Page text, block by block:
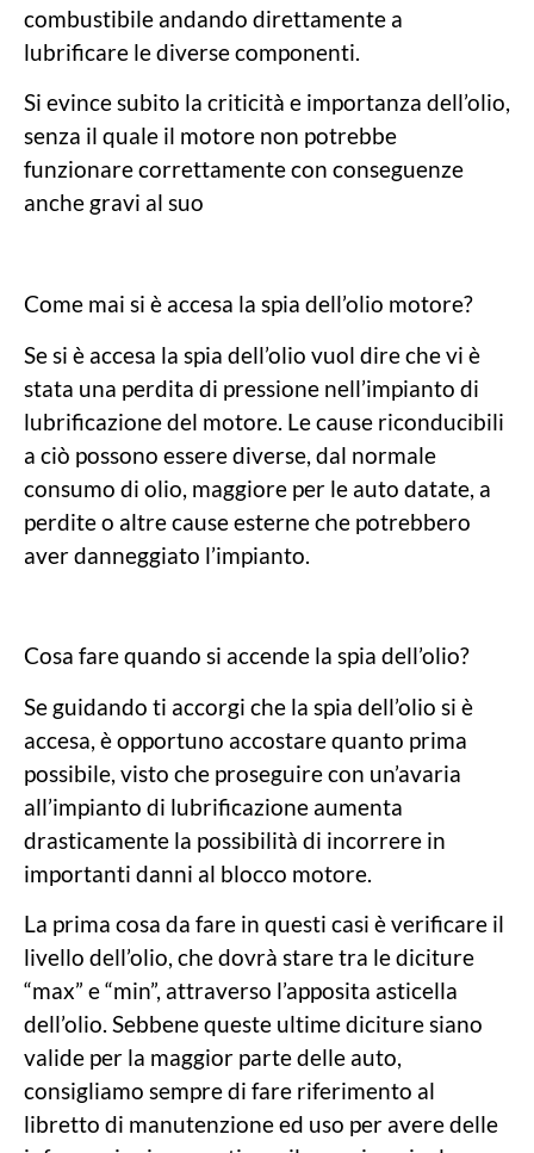
combustibile andando direttamente a
lubrificare le diverse componenti.
Si evince subito la criticità e importanza dell’olio,
senza il quale il motore non potrebbe
funzionare correttamente con conseguenze
anche gravi al suo
Come mai si è accesa la spia dell’olio motore?
Se si è accesa la spia dell’olio vuol dire che vi è
stata una perdita di pressione nell’impianto di
lubrificazione del motore. Le cause riconducibili
a ciò possono essere diverse, dal normale
consumo di olio, maggiore per le auto datate, a
perdite o altre cause esterne che potrebbero
aver danneggiato l’impianto.
Cosa fare quando si accende la spia dell’olio?
Se guidando ti accorgi che la spia dell’olio si è
accesa, è opportuno accostare quanto prima
possibile, visto che proseguire con un’avaria
all’impianto di lubrificazione aumenta
drasticamente la possibilità di incorrere in
importanti danni al blocco motore.
La prima cosa da fare in questi casi è verificare il
livello dell’olio, che dovrà stare tra le diciture
“max” e “min”, attraverso l’apposita asticella
dell’olio. Sebbene queste ultime diciture siano
valide per la maggior parte delle auto,
consigliamo sempre di fare riferimento al
libretto di manutenzione ed uso per avere delle